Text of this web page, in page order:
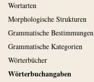
Wortarten
Morphologische Strukturen
Grammatische Bestimmungen
Grammatische Kategorien
Wörterbücher
Wörterbuchangaben